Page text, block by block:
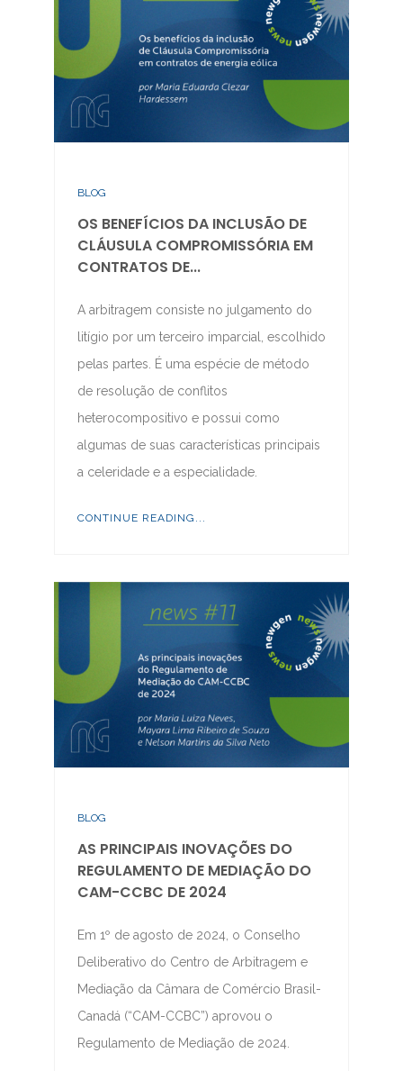
BLOG
OS BENEFÍCIOS DA INCLUSÃO DE
CLÁUSULA COMPROMISSÓRIA EM
CONTRATOS DE...
A arbitragem consiste no julgamento do
litígio por um terceiro imparcial, escolhido
pelas partes. É uma espécie de método
de resolução de conflitos
heterocompositivo e possui como
algumas de suas características principais
a celeridade e a especialidade.
CONTINUE READING...
BLOG
AS PRINCIPAIS INOVAÇÕES DO
REGULAMENTO DE MEDIAÇÃO DO
CAM-CCBC DE 2024
Em 1º de agosto de 2024, o Conselho
Deliberativo do Centro de Arbitragem e
Mediação da Câmara de Comércio Brasil-
Canadá (“CAM-CCBC”) aprovou o
Regulamento de Mediação de 2024.